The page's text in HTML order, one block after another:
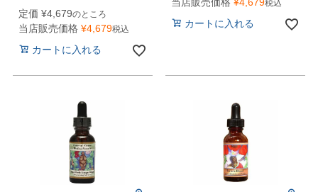
定価 ¥4,679のところ
当店販売価格 ¥4,679税込
カートに入れる
当店販売価格 ¥4,679税込
カートに入れる